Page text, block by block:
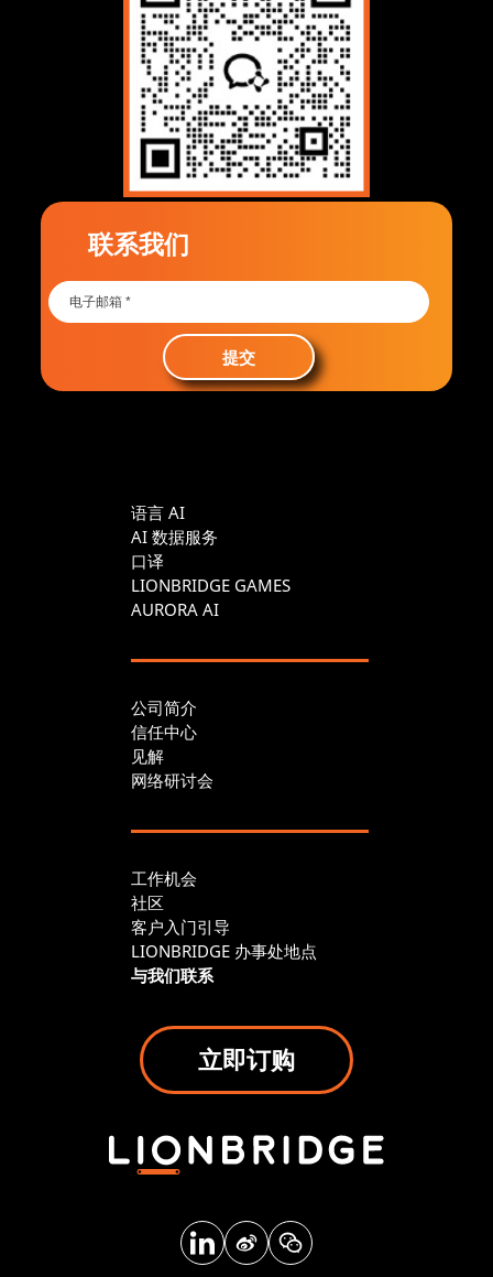
联系我们
提交
语言 AI
AI 数据服务
口译
LIONBRIDGE GAMES
AURORA AI
公司简介
信任中心
见解
网络研讨会
工作机会
社区
客户入门引导
LIONBRIDGE 办事处地点
与我们联系
立即订购